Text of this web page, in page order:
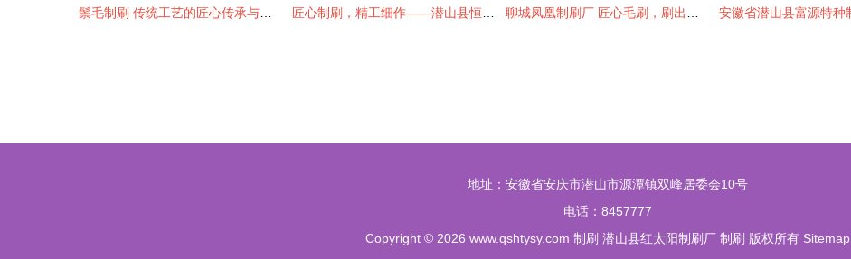
地址：安徽省安庆市潜山市源潭镇双峰居委会10号
电话：8457777
Copyright © 2026 www.qshtysy.com 制刷 潜山县红太阳制刷厂 制刷 版权所有 Sitemap